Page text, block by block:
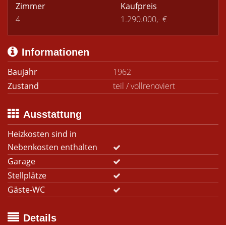
Zimmer
4
Kaufpreis
1.290.000,- €
Informationen
Baujahr
1962
Zustand
teil / vollrenoviert
Ausstattung
Heizkosten sind in
Nebenkosten enthalten
Garage
Stellplätze
Gäste-WC
Details